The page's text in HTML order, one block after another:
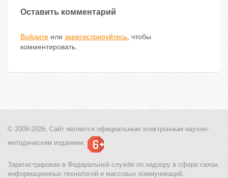
Оставить комментарий
Войдите или зарегистрируйтесь, чтобы
комментировать.
© 2008-2026, Сайт является официальным электронным научно-
методическим изданием.
Зарегистрирован в Федеральной службе по надзору в сфере связи,
информационных технологий и массовых коммуникаций.